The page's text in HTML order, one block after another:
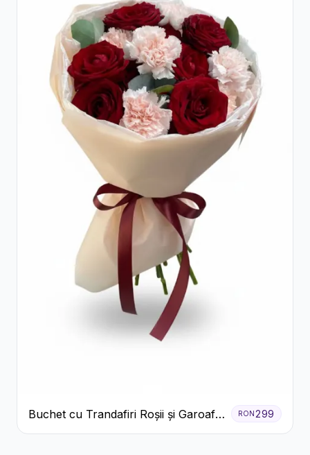
Buchet cu Trandafiri Roșii și Garoafe
Roz Pal
RON 299